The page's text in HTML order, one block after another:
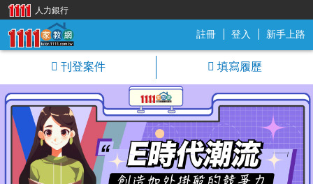
註冊 登入 新手上路
刊登案件 填寫履歷
人力銀行